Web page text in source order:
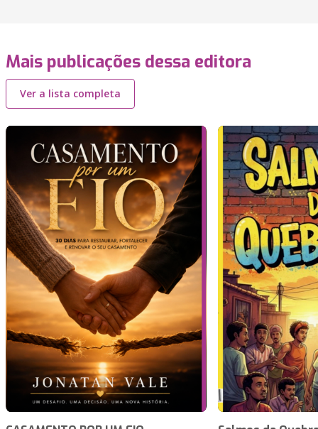
Mais publicações dessa editora
Ver a lista completa